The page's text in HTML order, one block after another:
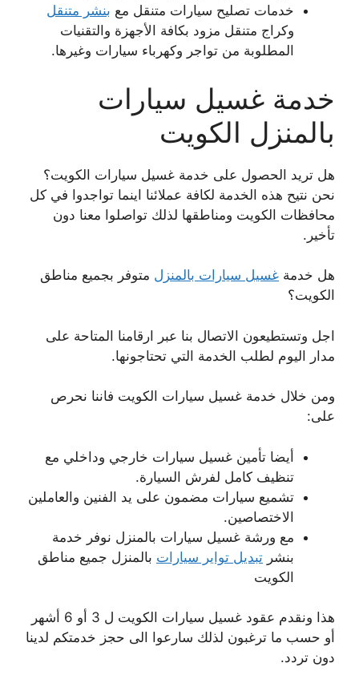
خدمات تصليح سيارات متنقل مع بنشر متنقل
وكراج متنقل مزود بكافة الأجهزة والتقنيات
المطلوبة من تواجر وكهرباء سيارات وغيرها.
خدمة غسيل سيارات
بالمنزل الكويت
هل تريد الحصول على خدمة غسيل سيارات الكويت؟
نحن نتيح هذه الخدمة لكافة عملائنا اينما تواجدوا في كل
محافظات الكويت ومناطقها لذلك تواصلوا معنا دون
تأخير.
هل خدمة غسيل سيارات بالمنزل متوفر بجميع مناطق
الكويت؟
اجل وتستطيعون الاتصال بنا عبر ارقامنا المتاحة على
مدار اليوم لطلب الخدمة التي تحتاجونها.
ومن خلال خدمة غسيل سيارات الكويت فاننا نحرص
على:
أيضا تأمين غسيل سيارات خارجي وداخلي مع
تنظيف كامل لفرش السيارة.
تشميع سيارات مضمون على يد الفنين والعاملين
الاختصاصين.
مع ورشة غسيل سيارات بالمنزل نوفر خدمة
بنشر تبديل تواير سيارات بالمنزل جميع مناطق
الكويت
هذا ونقدم عقود غسيل سيارات الكويت ل 3 أو 6 أشهر
أو حسب ما ترغبون لذلك سارعوا الى حجز خدمتكم لدينا
دون تردد.